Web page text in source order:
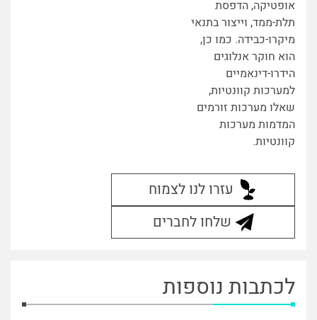
אופטיקה, הדפסת
תלת-ממד, וייצור בתנאי
מיקרו-כבידה. כמו כן,
הוא חוקר אנלוגים
הידרו-דינאמיים
למערכות קוונטיות,
שאלו מערכות זורמים
המדמות מערכות
קוונטיות.
עזרו לנו לצמוח
שלחו לחברים
לכתבות נוספות